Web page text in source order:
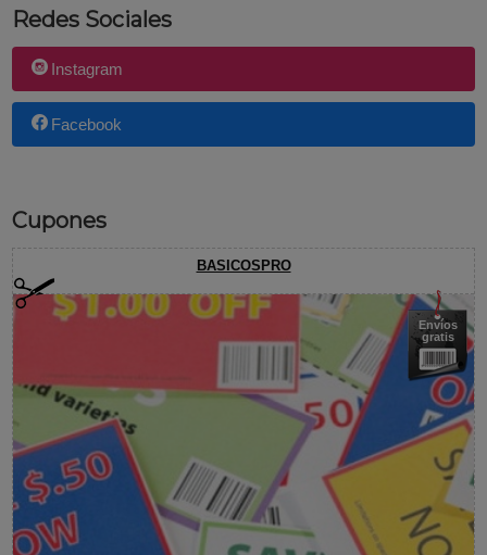
Redes Sociales
Instagram
Facebook
Cupones
BASICOSPRO
Envíos
gratis